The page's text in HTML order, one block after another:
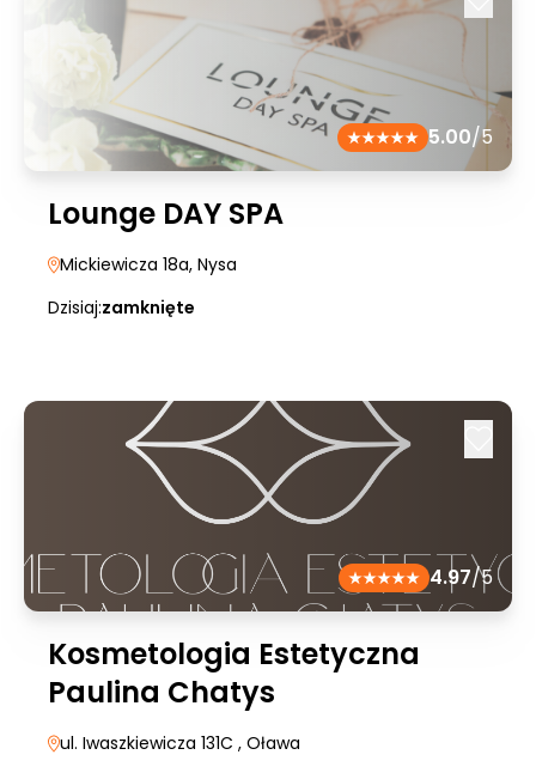
5.00/5
Lounge DAY SPA
Mickiewicza 18a, Nysa
Dzisiaj:zamknięte
4.97/5
Kosmetologia Estetyczna
Paulina Chatys
ul. Iwaszkiewicza 131C , Oława